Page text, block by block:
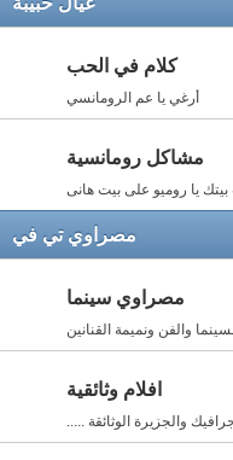
كلام في الحب
أرغي يا عم الرومانسي
مشاكل رومانسية
بيتك يا روميو على بيت هانى
مصراوي تي في
مصراوي سينما
والفن ونميمة القنانين
افلام وثائقية
والجزيرة الوثائقة .....